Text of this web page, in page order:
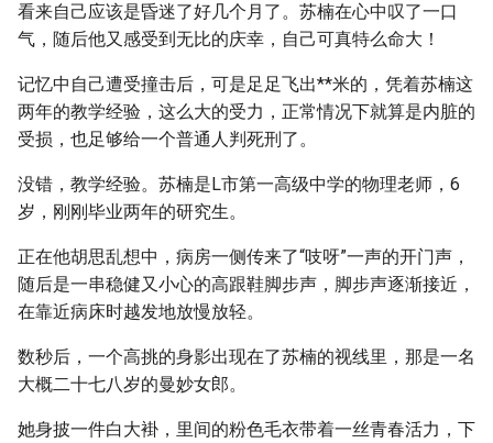
看来自己应该是昏迷了好几个月了。苏楠在心中叹了一口
气，随后他又感受到无比的庆幸，自己可真特么命大！
记忆中自己遭受撞击后，可是足足飞出**米的，凭着苏楠这
两年的教学经验，这么大的受力，正常情况下就算是内脏的
受损，也足够给一个普通人判死刑了。
没错，教学经验。苏楠是L市第一高级中学的物理老师，6
岁，刚刚毕业两年的研究生。
正在他胡思乱想中，病房一侧传来了“吱呀”一声的开门声，
随后是一串稳健又小心的高跟鞋脚步声，脚步声逐渐接近，
在靠近病床时越发地放慢放轻。
数秒后，一个高挑的身影出现在了苏楠的视线里，那是一名
大概二十七八岁的曼妙女郎。
她身披一件白大褂，里间的粉色毛衣带着一丝青春活力，下